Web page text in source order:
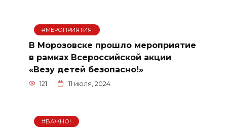
#МЕРОПРИЯТИЯ
В Морозовске прошло мероприятие
в рамках Всероссийской акции
«Везу детей безопасно!»
121 11 июля, 2024
#ВАЖНО!